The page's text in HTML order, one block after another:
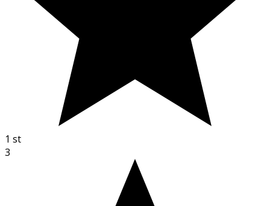
1 st
3